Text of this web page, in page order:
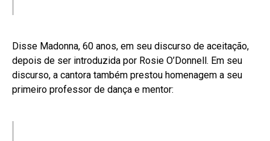
Disse Madonna, 60 anos, em seu discurso de aceitação,
depois de ser introduzida por Rosie O’Donnell. Em seu
discurso, a cantora também prestou homenagem a seu
primeiro professor de dança e mentor: